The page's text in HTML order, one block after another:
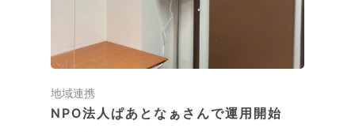
地域連携
NPO法人ぱあとなぁさんで運用開始